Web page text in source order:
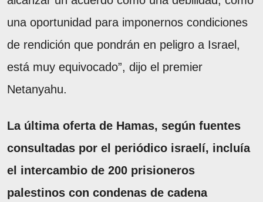
una oportunidad para imponernos condiciones
de rendición que pondrán en peligro a Israel,
está muy equivocado”, dijo el premier
Netanyahu.
La última oferta de Hamas, según fuentes
consultadas por el periódico israelí, incluía
el intercambio de 200 prisioneros
palestinos con condenas de cadena